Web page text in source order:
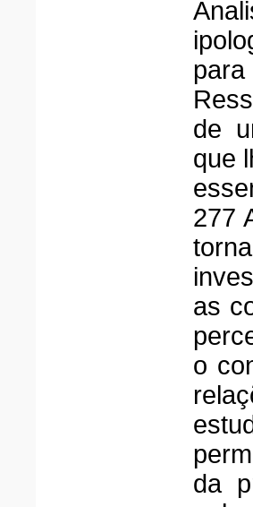
de
que
277
as
o
da